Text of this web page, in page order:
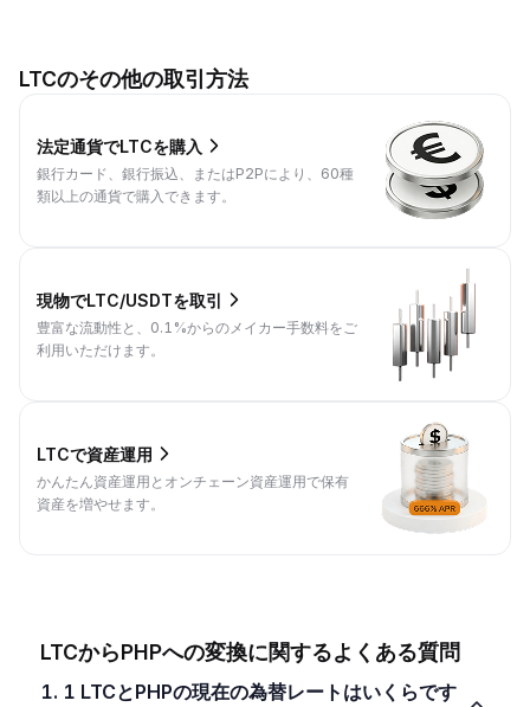
LTCのその他の取引方法
法定通貨でLTCを購入
銀行カード、銀行振込、またはP2Pにより、60種
類以上の通貨で購入できます。
現物でLTC/USDTを取引
豊富な流動性と、0.1%からのメイカー手数料をご
利用いただけます。
LTCで資産運用
かんたん資産運用とオンチェーン資産運用で保有
資産を増やせます。
LTCからPHPへの変換に関するよくある質問
1. 1 LTCとPHPの現在の為替レートはいくらです